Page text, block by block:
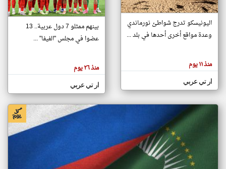
تغيير الدولة
اخبار جزر القمر على مدار الساعة
أهم اخبار جزر القمر العاجلة والمباشرة
هنا عن
وجهة
كاتبيها.
اليونيسكو تدرج شواطئ نورماندي
وعدة مواقع أخرى أحدها في بلد ...
منذ ١١ يوم
ار تي عربي
بينهم ممثلو 7 دول عربية.. 13
عضوا في مجلس "الفيفا" ...
منذ ٢٦ يوم
ار تي عربي
klyoum.com